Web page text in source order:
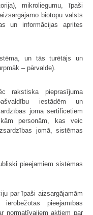
mikroliegumu, īpaši
biotopu valsts
un informācijas aprites
un tās turētājs un
– pārvalde).
rakstiska pieprasījuma
iestādēm un
jomā sertificētiem
personām, kas veic
jomā, sistēmas
pieejamiem sistēmas
par īpaši aizsargājamām
pieejamības
normatīvajiem aktiem par